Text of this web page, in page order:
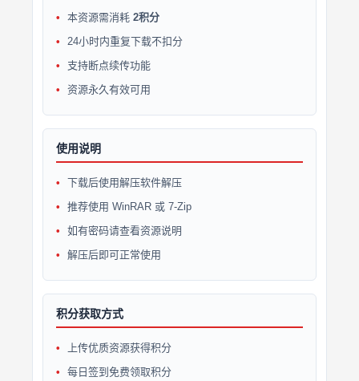
本资源需消耗 2积分
24小时内重复下载不扣分
支持断点续传功能
资源永久有效可用
使用说明
下载后使用解压软件解压
推荐使用 WinRAR 或 7-Zip
如有密码请查看资源说明
解压后即可正常使用
积分获取方式
上传优质资源获得积分
每日签到免费领取积分